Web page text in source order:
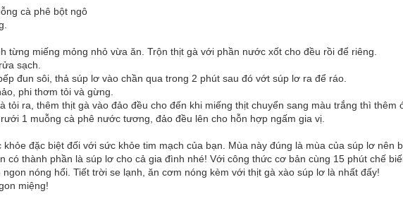
cà phê bột ngô
từng miếng mỏng nhỏ vừa ăn. Trộn thịt gà với phần nước xốt cho đều rồi để riêng.
sạch.
đun sôi, thả súp lơ vào chần qua trong 2 phút sau đó vớt súp lơ ra để ráo.
phi thơm tỏi và gừng.
tỏi ra, thêm thịt gà vào đảo đều cho đến khi miếng thịt chuyển sang màu trắng thì thêm
1 muỗng cà phê nước tương, đảo đều lên cho hỗn hợp ngấm gia vị.
đặc biệt đối với sức khỏe tim mạch của bạn. Mùa này đúng là mùa của súp lơ nên
có thành phần là súp lơ cho cả gia đình nhé! Với công thức cơ bản cùng 15 phút chế
nóng hổi. Tiết trời se lạnh, ăn cơm nóng kèm với thịt gà xào súp lơ là nhất đấy!
miệng!